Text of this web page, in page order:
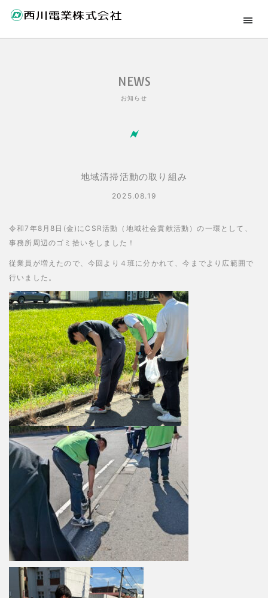
NEWS
お知らせ
地域清掃活動の取り組み
2025.08.19
令和7年8月8日(金)にCSR活動（地域社会貢献活動）の一環として、
事務所周辺のゴミ拾いをしました！
従業員が増えたので、今回より４班に分かれて、今までより広範囲で
行いました。